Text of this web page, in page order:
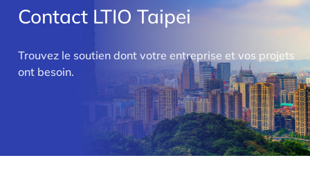
Contact LTIO Taipei
Trouvez le soutien dont votre entreprise et vos projets
ont besoin.